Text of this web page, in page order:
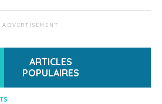
ADVERTISEMENT
ARTICLES
POPULAIRES